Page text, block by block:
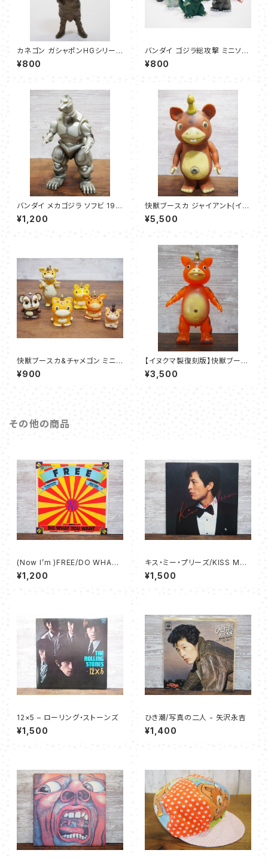
カネゴン ガシャポンHGシリーズ
【ウルトラマン永遠なる勇者編】
¥800
バンダイ ゴジラ総攻撃 ミニソフ
ビ5種＋ソフビコレクション2(ガ
ルガル3)
¥800
バンダイ メカゴジラ ソフビ 199
3
¥1,200
快獣ブースカ ジャイアント(イヌ
クマ製)
¥5,500
快獣ブースカ&チャメゴン ミニフ
ィギュア 6体セット
¥900
【イヌクマ製復刻版】快獣ブース
カ（クリアオレンジ） のソフビフ
ィギュア
¥3,500
その他の商品
(Now I’m )FREE/DO WHAT
YOU WANT - 紫
¥1,200
キス・ミー・プリーズ/KISS ME
PLEASE - 矢沢 永吉
¥1,500
12×5 – ローリング・ストーンズ
¥1,500
ひき潮/写真の二人 - 矢沢永吉
¥1,400